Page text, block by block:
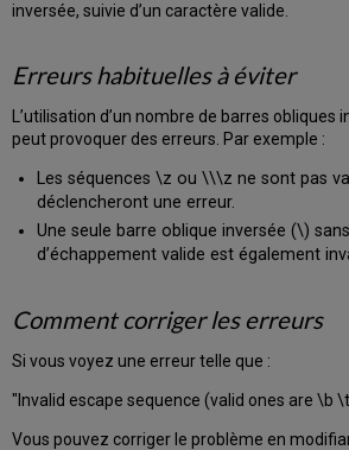
inversée, suivie d’un caractère valide.
Erreurs habituelles à éviter
L’utilisation d’un nombre de barres obliques
peut provoquer des erreurs. Par exemple :
Les séquences \z ou \\\z ne sont pas
déclencheront une erreur.
Une seule barre oblique inversée (\)
d’échappement valide est également
Comment corriger les erreurs
Si vous voyez une erreur telle que :
"Invalid escape sequence (valid ones are \b
Vous pouvez corriger le problème en